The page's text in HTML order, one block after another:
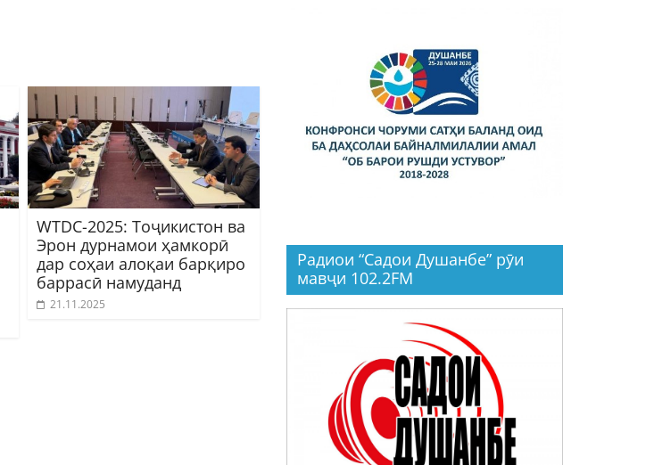
WTDC-2025: Тоҷикистон ва
Эрон дурнамои ҳамкорӣ
дар соҳаи алоқаи барқиро
баррасӣ намуданд
21.11.2025
Радиои “Садои Душанбе” рӯи
мавҷи 102.2FM